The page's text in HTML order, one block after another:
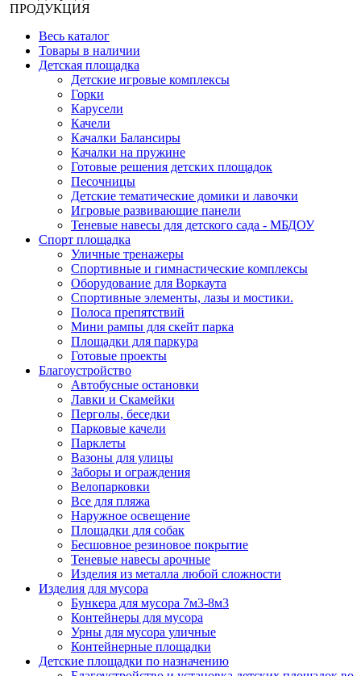
ПРОДУКЦИЯ
Весь каталог
Товары в наличии
Детская площадка
Детские игровые комплексы
Горки
Карусели
Качели
Качалки Балансиры
Качалки на пружине
Готовые решения детских площадок
Песочницы
Детские тематические домики и лавочки
Игровые развивающие панели
Теневые навесы для детского сада - МБДОУ
Спорт площадка
Уличные тренажеры
Спортивные и гимнастические комплексы
Оборудование для Воркаута
Спортивные элементы, лазы и мостики.
Полоса препятствий
Мини рампы для скейт парка
Площадки для паркура
Готовые проекты
Благоустройство
Автобусные остановки
Лавки и Скамейки
Перголы, беседки
Парковые качели
Парклеты
Вазоны для улицы
Заборы и ограждения
Велопарковки
Все для пляжа
Наружное освещение
Площадки для собак
Бесшовное резиновое покрытие
Теневые навесы арочные
Изделия из металла любой сложности
Изделия для мусора
Бункера для мусора 7м3-8м3
Контейнеры для мусора
Урны для мусора уличные
Контейнерные площадки
Детские площадки по назначению